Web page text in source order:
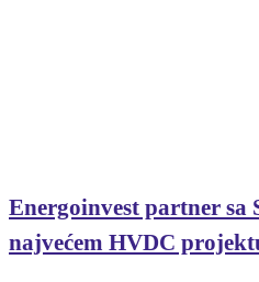
Energoinvest partner sa
najvećem HVDC